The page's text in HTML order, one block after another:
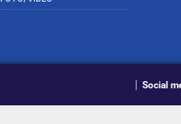
Social